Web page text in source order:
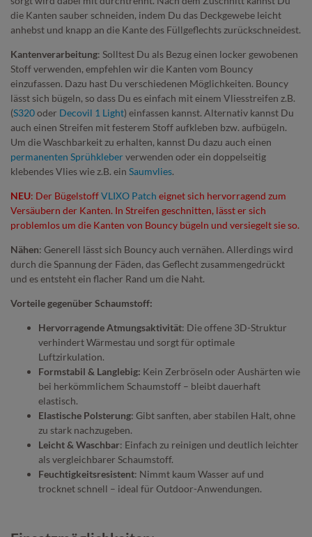
die Kanten sauber schneiden, indem Du das Deckgewebe leicht
anhebst und knapp an die Kante des Füllgeflechts zurückschneidest.
Kantenverarbeitung: Solltest Du als Bezug einen locker gewobenen
Stoff verwenden, empfehlen wir die Kanten vom Bouncy
einzufassen. Dazu hast Du verschiedenen Möglichkeiten. Bouncy
lässt sich bügeln, so dass Du es einfach mit einem Vliesstreifen z.B.
(S320oder Decovil 1 Light) einfassen kannst. Alternativ kannst Du
auch einen Streifen mit festerem Stoff aufkleben bzw. aufbügeln.
Um die Waschbarkeit zu erhalten, kannst Du dazu auch einen
permanenten Sprühkleberverwenden oder ein doppelseitig
klebendes Vlies wie z.B. ein Saumvlies.
NEU: Der BügelstoffVLIXO Patch eignet sich hervorragend zum
Versäubern der Kanten. In Streifen geschnitten, lässt er sich
problemlos um die Kanten von Bouncy bügeln und versiegelt sie so.
Nähen: Generell lässt sich Bouncy auch vernähen. Allerdings wird
durch die Spannung der Fäden, das Geflecht zusammengedrückt
und es entsteht ein flacher Rand um die Naht.
Vorteile gegenüber Schaumstoff:
Hervorragende Atmungsaktivität: Die offene 3D-Struktur
verhindert Wärmestau und sorgt für optimale
Luftzirkulation.
Formstabil & Langlebig: Kein Zerbröseln oder Aushärten wie
bei herkömmlichem Schaumstoff – bleibt dauerhaft
elastisch.
Elastische Polsterung: Gibt sanften, aber stabilen Halt, ohne
zu stark nachzugeben.
Leicht & Waschbar: Einfach zu reinigen und deutlich leichter
als vergleichbarer Schaumstoff.
Feuchtigkeitsresistent: Nimmt kaum Wasser auf und
trocknet schnell – ideal für Outdoor-Anwendungen.